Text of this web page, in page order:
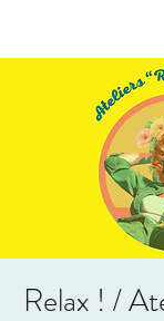
Relax ! /